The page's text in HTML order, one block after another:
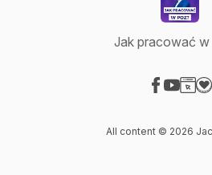
Jak pracować w
All content © 2026